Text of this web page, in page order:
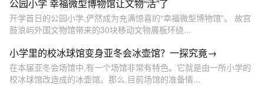
公园小学 幸福微型博物馆让文物“活”了
开学首日的公园小学,俨然成为充满惊喜的“幸福微型博物馆”。 故宫
鼓浪屿外国文物馆带来的30块移动文物展板环绕...
小学里的校冰球馆变身亚冬会冰壶馆？一探究竟→
在本届亚冬会场馆中,有一个场馆非常有特色。它就是由一所小学的
校冰球馆改造成的冰壶馆。那么,目前场馆的准备情...